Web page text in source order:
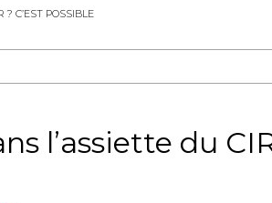
C’EST POSSIBLE
l’assiette du